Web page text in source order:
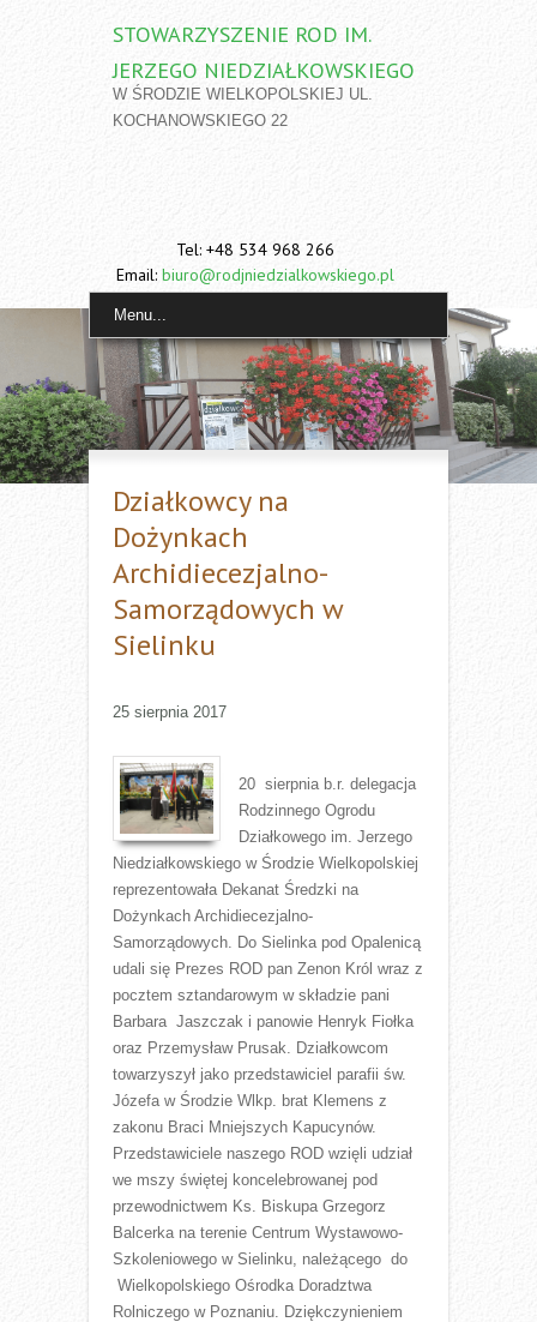
STOWARZYSZENIE ROD IM.
JERZEGO NIEDZIAŁKOWSKIEGO
W ŚRODZIE WIELKOPOLSKIEJ UL.
KOCHANOWSKIEGO 22
Tel: +48 534 968 266
Email: biuro@rodjniedzialkowskiego.pl
Menu...
Działkowcy na
Dożynkach
Archidiecezjalno-
Samorządowych w
Sielinku
25 sierpnia 2017
20 sierpnia b.r. delegacja
Rodzinnego Ogrodu
Działkowego im. Jerzego
Niedziałkowskiego w Środzie Wielkopolskiej
reprezentowała Dekanat Średzki na
Dożynkach Archidiecezjalno-
Samorządowych. Do Sielinka pod Opalenicą
udali się Prezes ROD pan Zenon Król wraz z
pocztem sztandarowym w składzie pani
Barbara Jaszczak i panowie Henryk Fiołka
oraz Przemysław Prusak. Działkowcom
towarzyszył jako przedstawiciel parafii św.
Józefa w Środzie Wlkp. brat Klemens z
zakonu Braci Mniejszych Kapucynów.
Przedstawiciele naszego ROD wzięli udział
we mszy świętej koncelebrowanej pod
przewodnictwem Ks. Biskupa Grzegorz
Balcerka na terenie Centrum Wystawowo-
Szkoleniowego w Sielinku, należącego do
Wielkopolskiego Ośrodka Doradztwa
Rolniczego w Poznaniu. Dziękczynieniem